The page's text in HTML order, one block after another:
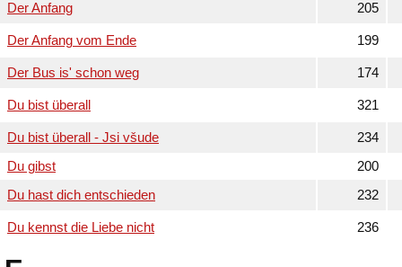
Der Anfang 205
Der Anfang vom Ende 199
Der Bus is' schon weg 174
Du bist überall 321
Du bist überall - Jsi všude
234
Du gibst
200
Du hast dich entschieden
232
Du kennst die Liebe nicht 236